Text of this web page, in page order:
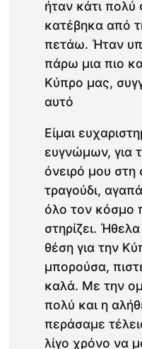
ήταν κάτι
κατέβηκα από
πετάω. Ήταν
πάρω μια πιο
Κύπρο μας,
αυτό
Είμαι
ευγνώμων, για
όνειρό μου
τραγούδι,
όλο τον κόσμο
στηρίζει.
θέση για την
μπορούσα,
καλά. Με την
πολύ και η
περάσαμε
λίγο χρόνο να